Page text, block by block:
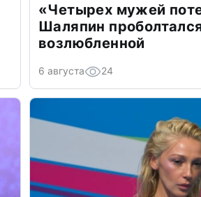
«Четырех мужей
Шаляпин
возлюбленной
6 августа 24